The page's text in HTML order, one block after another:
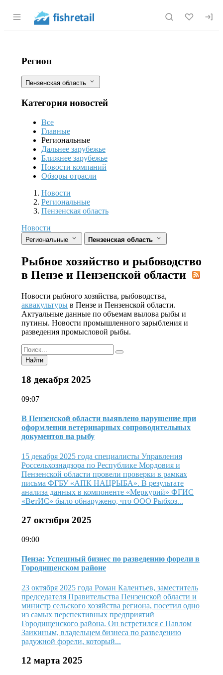
Раздел навигации по сайту fishretail.ru
Рыбное хозяйство и рыбоводство в
Фильтры
Регион
Пензенская область
Категория новостей
Все
Главные
Региональные
Дальнее зарубежье
Ближнее зарубежье
Новости компаний
Обзоры отрасли
Разделы
Новости
Региональные
Пензенская область
Новости
Региональные Пензенская область
Рыбное хозяйство и рыбоводство
в Пензе и Пензенской области
Новости рыбного хозяйства, рыбоводства,
аквакультуры в Пензе и Пензенской области.
Актуальные данные по объемам вылова рыбы и
путины. Новости промышленного зарыбления и
разведения промысловой рыбы.
Найти
18 декабря 2025
09:07
В Пензенской области выявлено нарушение при
оформлении ветеринарных сопроводительных
документов на рыбу
15 декабря 2025 года специалисты Управления
Россельхознадзора по Республике Мордовия и
Пензенской области провели проверки в рамках
письма ФГБУ «АПК НАЦРЫБА». В результате
анализа данных в компоненте «Меркурий» ФГИС
«ВетИС» было обнаружено, что ООО Рыбхоз...
27 октября 2025
09:00
Пенза: Успешный бизнес по разведению форели в
Городищенском районе
23 октября 2025 года Роман Калентьев, заместитель
председателя Правительства Пензенской области и
министр сельского хозяйства региона, посетил одно
из самых перспективных предприятий
Городищенского района. Он встретился с Павлом
Заикиным, владельцем бизнеса по разведению
радужной форели, который...
12 марта 2025